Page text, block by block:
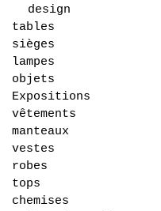
design
tables
sièges
lampes
objets
Expositions
vêtements
manteaux
vestes
robes
tops
chemises